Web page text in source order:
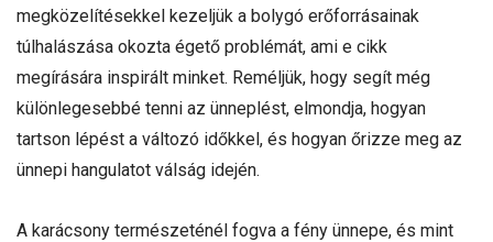
megközelítésekkel kezeljük a bolygó erőforrásainak
túlhalászása okozta égető problémát, ami e cikk
megírására inspirált minket. Reméljük, hogy segít még
különlegesebbé tenni az ünneplést, elmondja, hogyan
tartson lépést a változó időkkel, és hogyan őrizze meg az
ünnepi hangulatot válság idején.
A karácsony természeténél fogva a fény ünnepe, és mint